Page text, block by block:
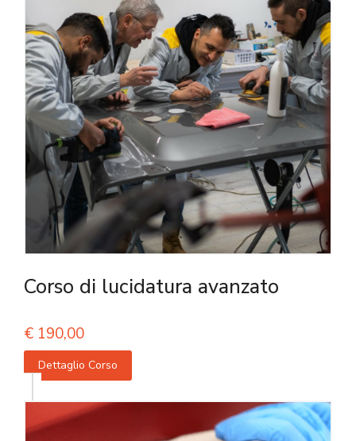
Corso di lucidatura avanzato
€ 190,00
Dettaglio Corso